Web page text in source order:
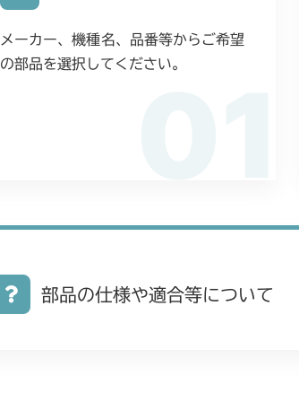
メーカー、機種名、品番等からご希望
の部品を選択してください。
部品の仕様や適合等について